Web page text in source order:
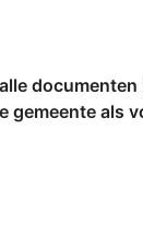
gemeente als